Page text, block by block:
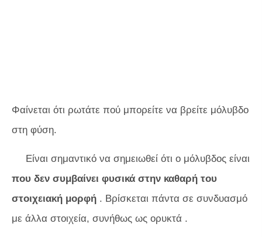
Φαίνεται ότι ρωτάτε πού μπορείτε να βρείτε μόλυβδο
στη φύση.
Είναι σημαντικό να σημειωθεί ότι ο μόλυβδος είναι
που δεν συμβαίνει φυσικά στην καθαρή του
στοιχειακή μορφή . Βρίσκεται πάντα σε συνδυασμό
με άλλα στοιχεία, συνήθως ως ορυκτά .